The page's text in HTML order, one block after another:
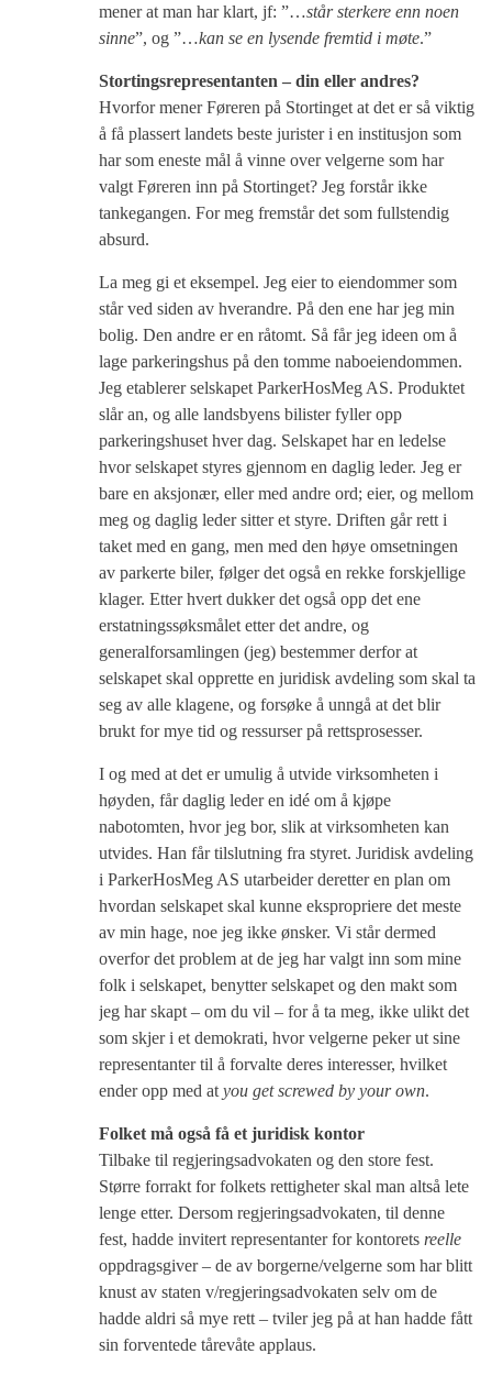
mener at man har klart, jf: ”…står sterkere enn noen
sinne”, og ”…kan se en lysende fremtid i møte.”
Stortingsrepresentanten – din eller andres?
Hvorfor mener Føreren på Stortinget at det er så viktig
å få plassert landets beste jurister i en institusjon som
har som eneste mål å vinne over velgerne som har
valgt Føreren inn på Stortinget? Jeg forstår ikke
tankegangen. For meg fremstår det som fullstendig
absurd.
La meg gi et eksempel. Jeg eier to eiendommer som
står ved siden av hverandre. På den ene har jeg min
bolig. Den andre er en råtomt. Så får jeg ideen om å
lage parkeringshus på den tomme naboeiendommen.
Jeg etablerer selskapet ParkerHosMeg AS. Produktet
slår an, og alle landsbyens bilister fyller opp
parkeringshuset hver dag. Selskapet har en ledelse
hvor selskapet styres gjennom en daglig leder. Jeg er
bare en aksjonær, eller med andre ord; eier, og mellom
meg og daglig leder sitter et styre. Driften går rett i
taket med en gang, men med den høye omsetningen
av parkerte biler, følger det også en rekke forskjellige
klager. Etter hvert dukker det også opp det ene
erstatningssøksmålet etter det andre, og
generalforsamlingen (jeg) bestemmer derfor at
selskapet skal opprette en juridisk avdeling som skal ta
seg av alle klagene, og forsøke å unngå at det blir
brukt for mye tid og ressurser på rettsprosesser.
I og med at det er umulig å utvide virksomheten i
høyden, får daglig leder en idé om å kjøpe
nabotomten, hvor jeg bor, slik at virksomheten kan
utvides. Han får tilslutning fra styret. Juridisk avdeling
i ParkerHosMeg AS utarbeider deretter en plan om
hvordan selskapet skal kunne ekspropriere det meste
av min hage, noe jeg ikke ønsker. Vi står dermed
overfor det problem at de jeg har valgt inn som mine
folk i selskapet, benytter selskapet og den makt som
jeg har skapt – om du vil – for å ta meg, ikke ulikt det
som skjer i et demokrati, hvor velgerne peker ut sine
representanter til å forvalte deres interesser, hvilket
ender opp med at you get screwed by your own.
Folket må også få et juridisk kontor
Tilbake til regjeringsadvokaten og den store fest.
Større forrakt for folkets rettigheter skal man altså lete
lenge etter. Dersom regjeringsadvokaten, til denne
fest, hadde invitert representanter for kontorets reelle
oppdragsgiver – de av borgerne/velgerne som har blitt
knust av staten v/regjeringsadvokaten selv om de
hadde aldri så mye rett – tviler jeg på at han hadde fått
sin forventede tårevåte applaus.